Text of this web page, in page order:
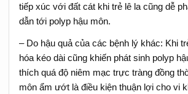
tiếp xúc với đất cát khi trẻ lê la cũng dễ
dẫn tới polyp hậu môn.
– Do hậu quả của các bệnh lý khác: Khi
hóa kéo dài cũng khiến phát sinh polyp
thích quá độ niêm mạc trực tràng đồng
môn ẩm ướt là điều kiện thuận lợi cho vi